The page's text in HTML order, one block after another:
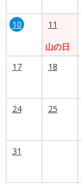
10
11
山の日
17
18
24 25
31